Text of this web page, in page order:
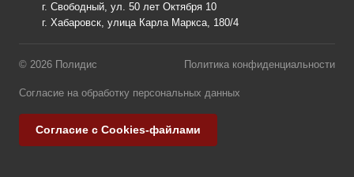
г. Свободный, ул. 50 лет Октября 10
г. Хабаровск, улица Карла Маркса, 180/4
© 2026 Полидис Политика конфиденциальности
Согласие на обработку персональных данных
Согласие с Cookies-файлами